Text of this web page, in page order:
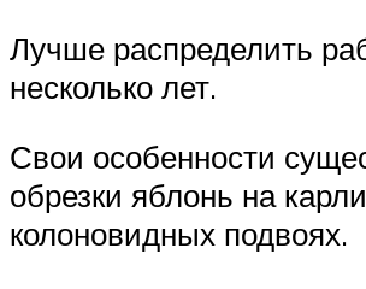
Лучше распределить
несколько лет.
Свои особенности
обрезки яблонь на
колоновидных подвоях.